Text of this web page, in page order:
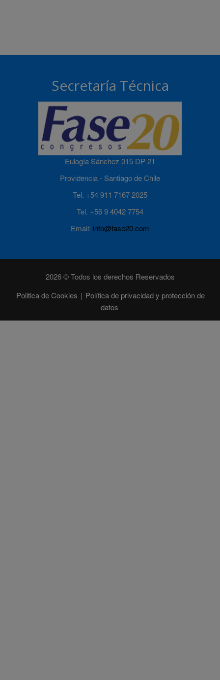
Secretaría Técnica
Eulogía Sánchez 015 DP 21
Providencia - Santiago de Chile
Tel. +54 911 7167 2025
Tel. +56 9 4042 7754
Email: info@fase20.com
2026 © Todos los derechos Reservados
Politica de Cookies | Política de privacidad y protección de
datos